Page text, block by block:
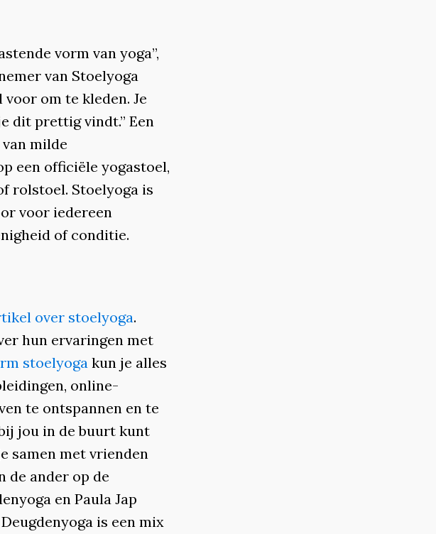
vorm van yoga”,
van Stoelyoga
om te kleden. Je
dit prettig vindt.” Een
milde
een officiële yogastoel,
rolstoel. Stoelyoga is
voor iedereen
of conditie.
over stoelyoga.
hun ervaringen met
stoelyoga kun je alles
online-
te ontspannen en te
jou in de buurt kunt
samen met vrienden
de ander op de
en Paula Jap
is een mix